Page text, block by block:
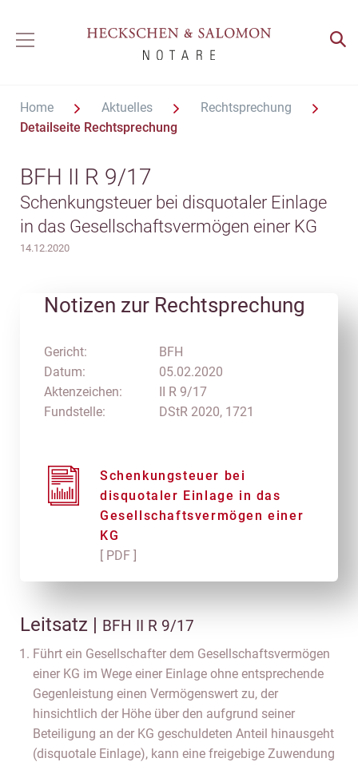
Home Aktuelles
Rechtsprechung
Detailseite Rechtsprechung
BFH II R 9/17
Schenkungsteuer bei disquotaler Einlage
in das Gesellschaftsvermögen einer KG
14.12.2020
Notizen zur Rechtsprechung
Gericht:
Datum:
Aktenzeichen:
Fundstelle:
BFH
05.02.2020
II R 9/17
DStR 2020, 1721
Schenkungsteuer bei
disquotaler Einlage in das
Gesellschaftsvermögen einer
KG
[ PDF ]
Leitsatz | BFH II R 9/17
Führt ein Gesellschafter dem Gesellschaftsvermögen
einer KG im Wege einer Einlage ohne entsprechende
Gegenleistung einen Vermögenswert zu, der
hinsichtlich der Höhe über den aufgrund seiner
Beteiligung an der KG geschuldeten Anteil hinausgeht
(disquotale Einlage), kann eine freigebige Zuwendung